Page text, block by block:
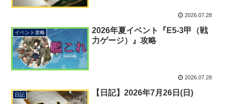
2026.07.28
イベント攻略
2026年夏イベント『E5-3甲（戦
力ゲージ）』攻略
2026.07.28
日記 【日記】2026年7月26日(日)